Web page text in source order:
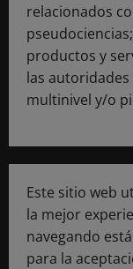
relacionados
productos y
las
multinivel y/o
Este sitio web
la mejor
navegando
para la